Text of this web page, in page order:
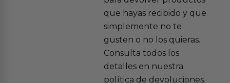
que hayas recibido y que
simplemente no te
gusten o no los quieras.
Consulta todos los
detalles en nuestra
política de devoluciones.